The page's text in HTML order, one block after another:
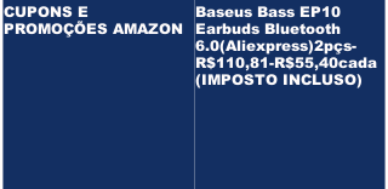
CUPONS E
PROMOÇÕES AMAZON
Baseus Bass EP10
Earbuds Bluetooth
6.0(Aliexpress)2pçs-
R$110,81-R$55,40cada
(IMPOSTO INCLUSO)